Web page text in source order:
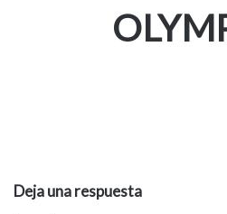
Deja una respuesta